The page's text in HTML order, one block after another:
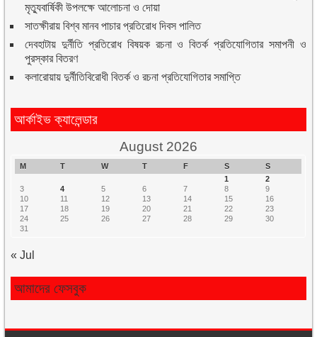
মৃত্যুবার্ষিকী উপলক্ষে আলোচনা ও দোয়া
সাতক্ষীরায় বিশ্ব মানব পাচার প্রতিরোধ দিবস পালিত
দেবহাটায় দুর্নীতি প্রতিরোধ বিষয়ক রচনা ও বিতর্ক প্রতিযোগিতার সমাপনী ও
পুরস্কার বিতরণ
কলারোয়ায় দুর্নীতিবিরোধী বিতর্ক ও রচনা প্রতিযোগিতার সমাপ্তি
আর্কাইভ ক্যালেন্ডার
August 2026
M T W T F S
S
1
2
3
4 5 6 7 8
9
10
11 12 13 14 15
16
17
18 19 20 21 22
23
24
25 26 27 28 29
30
31
« Jul
আমাদের ফেসবুক